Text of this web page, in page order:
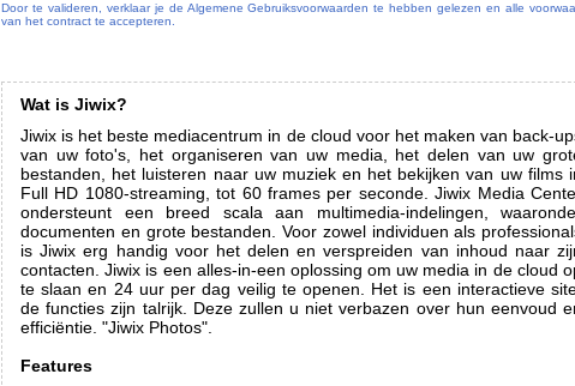
Door te valideren, verklaar je de Algemene Gebruiksvoorwaarden te hebben gelezen en alle
van het contract te accepteren.
Wat is Jiwix?
Jiwix is het beste mediacentrum in de cloud voor het maken van back-
van uw foto's, het organiseren van uw media, het delen van uw
bestanden, het luisteren naar uw muziek en het bekijken van uw films
Full HD 1080-streaming, tot 60 frames per seconde. Jiwix Media
ondersteunt een breed scala aan multimedia-indelingen,
documenten en grote bestanden. Voor zowel individuen als
is Jiwix erg handig voor het delen en verspreiden van inhoud naar
contacten. Jiwix is een alles-in-een oplossing om uw media in de cloud
te slaan en 24 uur per dag veilig te openen. Het is een interactieve
de functies zijn talrijk. Deze zullen u niet verbazen over hun eenvoud
efficiëntie. "Jiwix Photos".
Features